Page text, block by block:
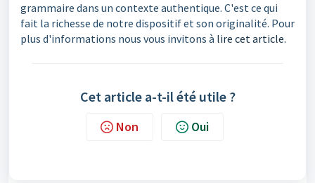
grammaire dans un contexte authentique. C'est ce qui
fait la richesse de notre dispositifet son originalité. Pour
plus d'informations nous vous invitons à lire cet article.
Cet article a-t-il été utile ?
Non Oui